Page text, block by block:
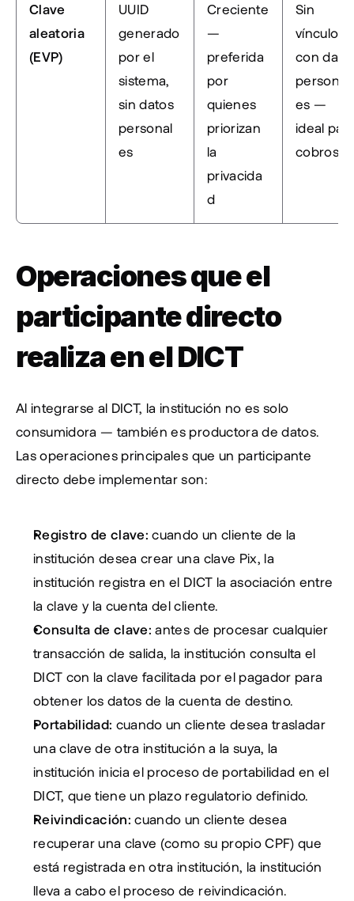
Clave
aleatoria
(EVP)
UUID
generado
por el
sistema,
sin datos
personal
es
Creciente
—
preferida
por
quienes
priorizan
la
privacida
d
Sin
vínculo
con
personal
es —
ideal
cobros
Operaciones que el
participante directo
realiza en el DICT
Al integrarse al DICT, la institución no es solo
consumidora — también es productora de datos.
Las operaciones principales que un participante
directo debe implementar son:
Registro de clave: cuando un cliente de la
institución desea crear una clave Pix, la
institución registra en el DICT la asociación entre
la clave y la cuenta del cliente.
Consulta de clave: antes de procesar cualquier
transacción de salida, la institución consulta el
DICT con la clave facilitada por el pagador para
obtener los datos de la cuenta de destino.
Portabilidad: cuando un cliente desea trasladar
una clave de otra institución a la suya, la
institución inicia el proceso de portabilidad en el
DICT, que tiene un plazo regulatorio definido.
Reivindicación: cuando un cliente desea
recuperar una clave (como su propio CPF) que
está registrada en otra institución, la institución
lleva a cabo el proceso de reivindicación.